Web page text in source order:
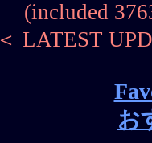
(included
＜ LATEST
お